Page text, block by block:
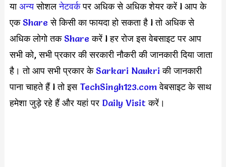
याअन्यसोशलनेटवर्कपर अधिक से अधिक शेयर करें l आप के
एक Shareसे किसी का फायदा हो सकता है l तो अधिक से
अधिक लोगो तकShareकरें l हर रोज इस वेबसाइट पर आप
सभी को, सभी प्रकार की सरकारी नौकरी की जानकारी दिया जाता
है। तो आप सभी प्रकार केSarkari Naukri की जानकारी
पाना चाहते हैं l तो इस TechSingh123.comवेबसाइट के साथ
हमेशा जुड़े रहे हैं और यहां पर Daily Visit करें।